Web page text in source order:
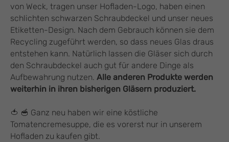
von Weck, tragen unser Hofladen-Logo, haben einen
schlichten schwarzen Schraubdeckel und unser neues
Etiketten-Design. Nach dem Gebrauch können sie dem
Recycling zugeführt werden, so dass neues Glas draus
entstehen kann. Natürlich lassen die Gläser sich durch
den Schraubdeckel auch gut für andere Dinge als
Aufbewahrung nutzen. Alle anderen Produkte werden
weiterhin in ihren bisherigen Gläsern produziert.
🍅 🥣 Ganz neu haben wir eine köstliche
Tomatencremesuppe, die es vorerst nur in unserem
Hofladen zu kaufen gibt.